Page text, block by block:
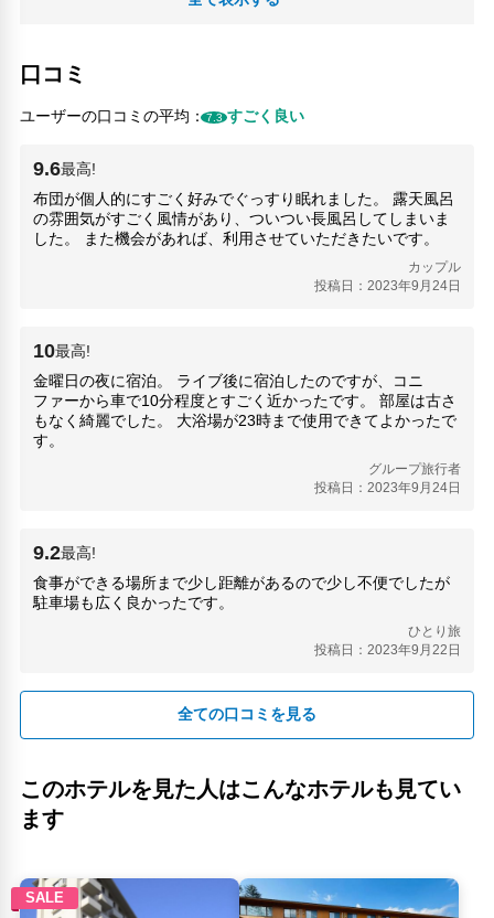
西湖いやしの里根場(9.71km)
青木ヶ原樹海(11.5km)
口コミ
ユーザーの口コミの平均：7.3 すごく良い
9.6最高!
布団が個人的にすごく好みでぐっすり眠れました。 露天風呂
の雰囲気がすごく風情があり、ついつい長風呂してしまいま
した。 また機会があれば、利用させていただきたいです。
カップル
投稿日：2023年9月24日
10最高!
金曜日の夜に宿泊。 ライブ後に宿泊したのですが、コニ
ファーから車で10分程度とすごく近かったです。 部屋は古さ
もなく綺麗でした。 大浴場が23時まで使用できてよかったで
す。
グループ旅行者
投稿日：2023年9月24日
9.2最高!
食事ができる場所まで少し距離があるので少し不便でしたが
駐車場も広く良かったです。
ひとり旅
投稿日：2023年9月22日
全ての口コミを見る
このホテルを見た人はこんなホテルも見てい
ます